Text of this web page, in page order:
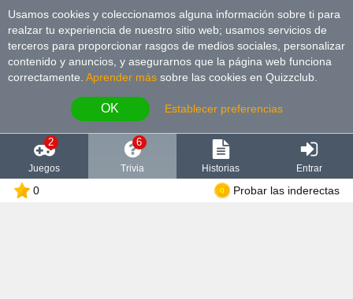
Usamos cookies y coleccionamos alguna información sobre ti para
realzar tu experiencia de nuestro sitio web; usamos servicios de
terceros para proporcionar rasgos de medios sociales, personalizar
contenido y anuncios, y asegurarnos que la página web funciona
correctamente. Aprender más sobre las cookies en Quizzclub.
OK Establecer preferencias
2
Juegos
6
Trivia Historias Entrar
0 Probar las inderectas